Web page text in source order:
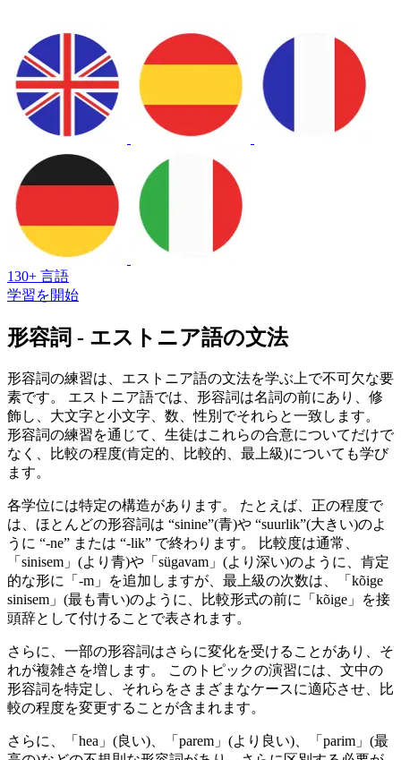
130+ 言語
学習を開始
形容詞 - エストニア語の文法
形容詞の練習は、エストニア語の文法を学ぶ上で不可欠な要
素です。 エストニア語では、形容詞は名詞の前にあり、修
飾し、大文字と小文字、数、性別でそれらと一致します。
形容詞の練習を通じて、生徒はこれらの合意についてだけで
なく、比較の程度(肯定的、比較的、最上級)についても学び
ます。
各学位には特定の構造があります。 たとえば、正の程度で
は、ほとんどの形容詞は “sinine”(青)や “suurlik”(大きい)のよ
うに “-ne” または “-lik” で終わります。 比較度は通常、
「sinisem」(より青)や「sügavam」(より深い)のように、肯定
的な形に「-m」を追加しますが、最上級の次数は、「kõige
sinisem」(最も青い)のように、比較形式の前に「kõige」を接
頭辞として付けることで表されます。
さらに、一部の形容詞はさらに変化を受けることがあり、そ
れが複雑さを増します。 このトピックの演習には、文中の
形容詞を特定し、それらをさまざまなケースに適応させ、比
較の程度を変更することが含まれます。
さらに、「hea」(良い)、「parem」(より良い)、「parim」(最